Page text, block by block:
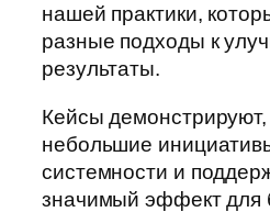
нашей практики,
разные подходы к
результаты.
Кейсы
небольшие
системности и
значимый эффект для